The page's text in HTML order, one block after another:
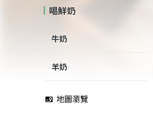
喝鮮奶
牛奶
羊奶
地圖瀏覽